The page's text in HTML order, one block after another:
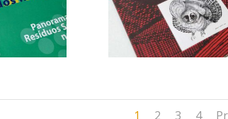
1 2 3 4